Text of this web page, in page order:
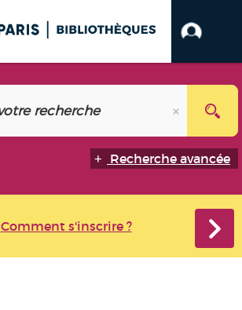
Recherche avancée
Comment s'inscrire ?